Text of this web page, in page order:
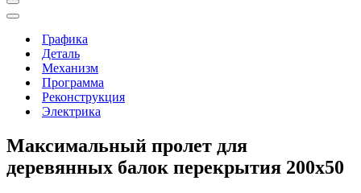
Меню
навигации
Меню
навигацииГрафика
Деталь
Механизм
Программа
Реконструкция
Электрика
Максимальный пролет для
деревянных балок перекрытия 200х50